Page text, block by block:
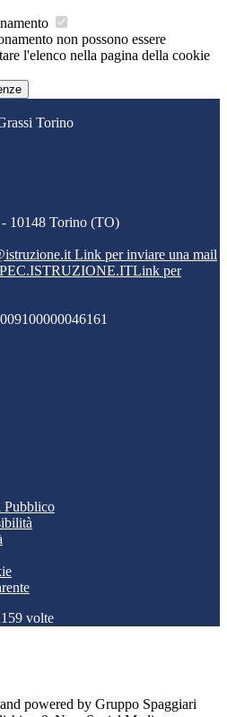
non possono essere
l'elenco nella pagina della cookie
Torino
- 10148 Torino (TO)
Link per inviare una mail
Link per
volte
powered by Gruppo Spaggiari